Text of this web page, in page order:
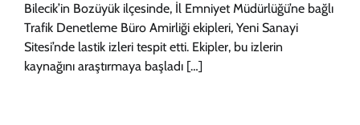
Bilecik’in Bozüyük ilçesinde, İl Emniyet Müdürlüğü’ne bağlı
Trafik Denetleme Büro Amirliği ekipleri, Yeni Sanayi
Sitesi’nde lastik izleri tespit etti. Ekipler, bu izlerin
kaynağını araştırmaya başladı […]